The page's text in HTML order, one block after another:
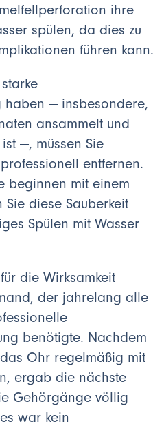
ihre
spülen, da dies zu
führen kann.
haben — insbesondere,
ansammelt und
—, müssen Sie
entfernen.
beginnen mit einem
diese Sauberkeit
Spülen mit Wasser
die Wirksamkeit
der jahrelang alle
benötigte. Nachdem
Ohr regelmäßig mit
ergab die nächste
Gehörgänge völlig
war kein